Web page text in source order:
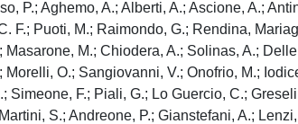
P.; Aghemo, A.; Alberti, A.; Ascione, A.;
F.; Puoti, M.; Raimondo, G.; Rendina,
Masarone, M.; Chiodera, A.; Solinas, A.;
Morelli, O.; Sangiovanni, V.; Onofrio, M.;
Simeone, F.; Piali, G.; Lo Guercio, C.;
S.; Andreone, P.; Gianstefani, A.;